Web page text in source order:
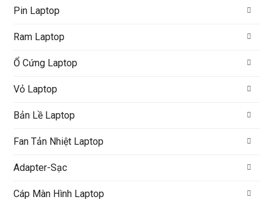
Pin Laptop
Ram Laptop
Ổ Cứng Laptop
Vỏ Laptop
Bản Lề Laptop
Fan Tản Nhiệt Laptop
Adapter-Sạc
Cáp Màn Hình Laptop